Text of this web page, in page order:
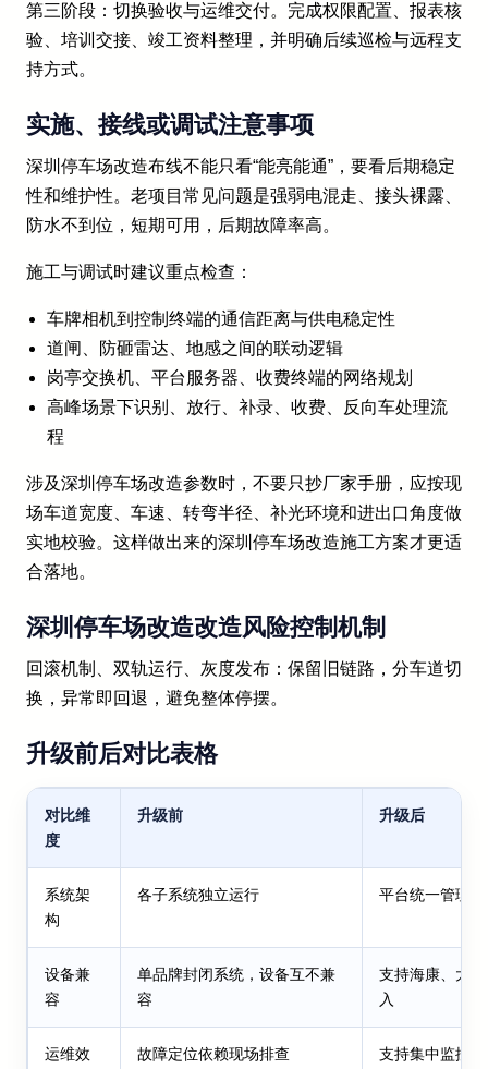
第三阶段：切换验收与运维交付。完成权限配置、报表核
验、培训交接、竣工资料整理，并明确后续巡检与远程支
持方式。
实施、接线或调试注意事项
深圳停车场改造布线不能只看“能亮能通”，要看后期稳定
性和维护性。老项目常见问题是强弱电混走、接头裸露、
防水不到位，短期可用，后期故障率高。
施工与调试时建议重点检查：
车牌相机到控制终端的通信距离与供电稳定性
道闸、防砸雷达、地感之间的联动逻辑
岗亭交换机、平台服务器、收费终端的网络规划
高峰场景下识别、放行、补录、收费、反向车处理流
程
涉及深圳停车场改造参数时，不要只抄厂家手册，应按现
场车道宽度、车速、转弯半径、补光环境和进出口角度做
实地校验。这样做出来的深圳停车场改造施工方案才更适
合落地。
深圳停车场改造改造风险控制机制
回滚机制、双轨运行、灰度发布：保留旧链路，分车道切
换，异常即回退，避免整体停摆。
升级前后对比表格
对比维
度
升级前 升级后
系统架
构
各子系统独立运行 平台统一管理
设备兼
容
单品牌封闭系统，设备互不兼
容
支持海康、大
入
运维效 故障定位依赖现场排查 支持集中监控